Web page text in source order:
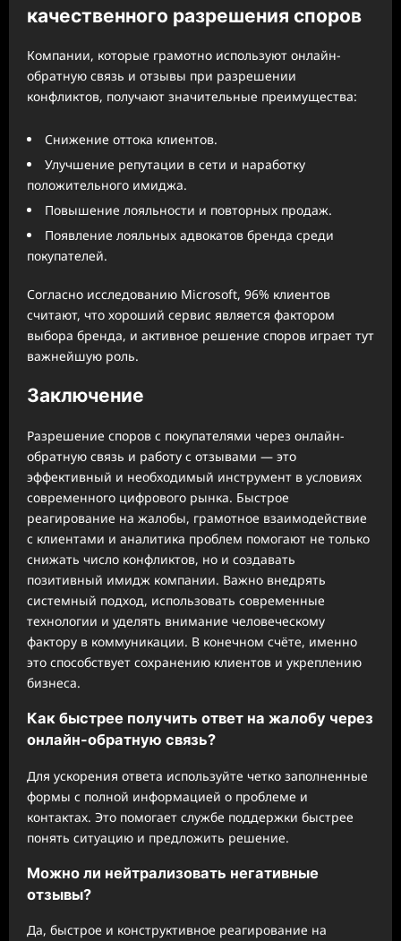
качественного разрешения споров
Компании, которые грамотно используют онлайн-
обратную связь и отзывы при разрешении
конфликтов, получают значительные преимущества:
Снижение оттока клиентов.
Улучшение репутации в сети и наработку
положительного имиджа.
Повышение лояльности и повторных продаж.
Появление лояльных адвокатов бренда среди
покупателей.
Согласно исследованию Microsoft, 96% клиентов
считают, что хороший сервис является фактором
выбора бренда, и активное решение споров играет тут
важнейшую роль.
Заключение
Разрешение споров с покупателями через онлайн-
обратную связь и работу с отзывами — это
эффективный и необходимый инструмент в условиях
современного цифрового рынка. Быстрое
реагирование на жалобы, грамотное взаимодействие
с клиентами и аналитика проблем помогают не только
снижать число конфликтов, но и создавать
позитивный имидж компании. Важно внедрять
системный подход, использовать современные
технологии и уделять внимание человеческому
фактору в коммуникации. В конечном счёте, именно
это способствует сохранению клиентов и укреплению
бизнеса.
Как быстрее получить ответ на жалобу через
онлайн-обратную связь?
Для ускорения ответа используйте четко заполненные
формы с полной информацией о проблеме и
контактах. Это помогает службе поддержки быстрее
понять ситуацию и предложить решение.
Можно ли нейтрализовать негативные
отзывы?
Да, быстрое и конструктивное реагирование на